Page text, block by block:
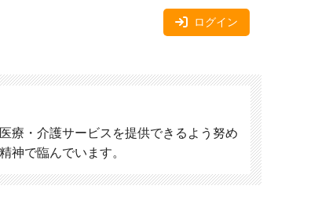
ログイン
療・介護サービスを提供できるよう努め
神で臨んでいます。